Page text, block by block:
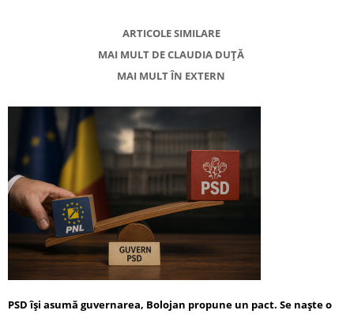
ARTICOLE SIMILARE
MAI MULT DE CLAUDIA DUȚĂ
MAI MULT ÎN EXTERN
PSD își asumă guvernarea, Bolojan propune un pact. Se naște o